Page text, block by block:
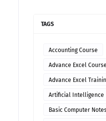
TAGS
Accounting Course
Advance Excel
Advance Excel
Artificial Intelligence
Basic Computer